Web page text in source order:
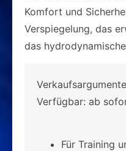
Komfort und
Verspiegelung, das
das
Verkaufsargumente
Verfügbar: ab
Für Training